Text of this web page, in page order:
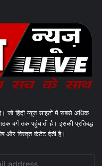
जो हिंदी न्यूज साइटों में सबसे अधिक
वर्ग तक पहुंचाती है। इसकी प्रतिबद्ध
और विस्तृत कंटेंट देती है।